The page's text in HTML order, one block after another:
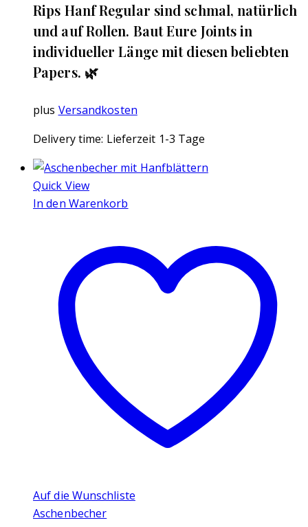
Rips Hanf Regular sind schmal, natürlich
und auf Rollen. Baut Eure Joints in
individueller Länge mit diesen beliebten
Papers. 🌿
plus Versandkosten
Delivery time: Lieferzeit 1-3 Tage
Quick View
In den Warenkorb
Auf die Wunschliste
Aschenbecher